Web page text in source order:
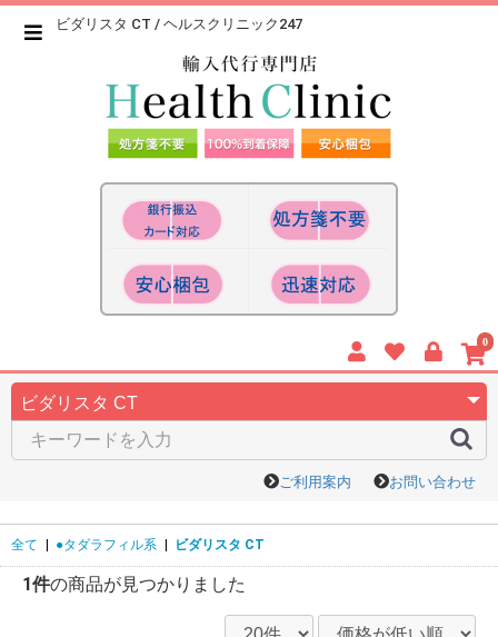
ビダリスタ CT / ヘルスクリニック247
0
ご利用案内 お問い合わせ
全て ●タダラフィル系 ビダリスタ CT
1件の商品が見つかりました